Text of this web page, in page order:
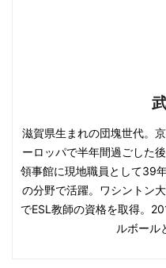
滋賀県生まれの団塊世代。
ーロッパで半年間過ごした
領事館に現地職員として39
の分野で活躍。ワシントン
でESL教師の資格を取得。
ルボール